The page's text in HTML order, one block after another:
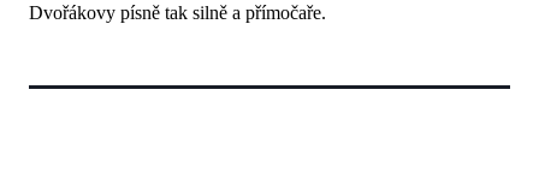
Dvořákovy písně tak silně a přímočaře.